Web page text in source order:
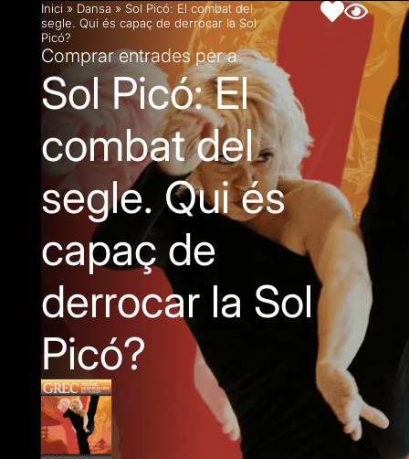
Inici » Dansa » Sol Picó: El combat del
segle. Qui és capaç de derrocar la Sol
Picó?
Comprar entrades per a
Sol Picó: El
combat del
segle. Qui és
capaç de
derrocar la Sol
Picó?